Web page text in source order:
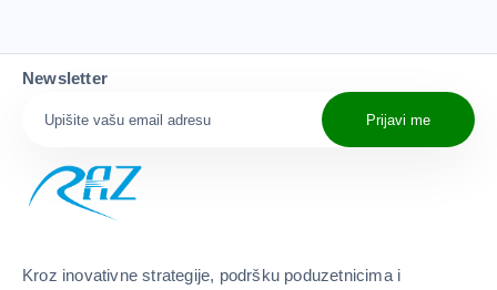
Newsletter
Prijavi me
Kroz inovativne strategije, podršku poduzetnicima i